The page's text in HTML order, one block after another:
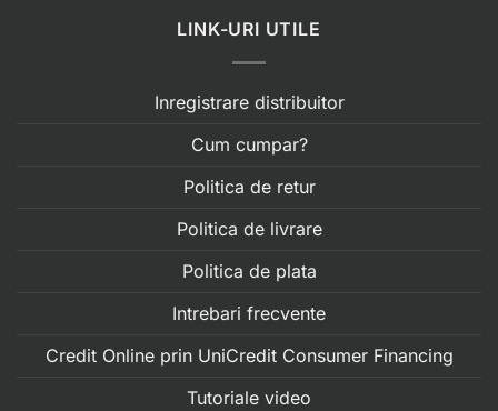
LINK-URI UTILE
Inregistrare distribuitor
Cum cumpar?
Politica de retur
Politica de livrare
Politica de plata
Intrebari frecvente
Credit Online prin UniCredit Consumer Financing
Tutoriale video